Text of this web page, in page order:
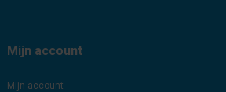
Mijn account
Mijn account